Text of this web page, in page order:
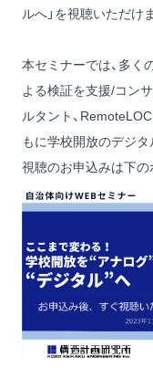
ルへ」を視聴いただけ
本セミナーでは、多く
よる検証を支援/コン
ルタント、
もに学校開放のデジタ
視聴のお申込みは下の